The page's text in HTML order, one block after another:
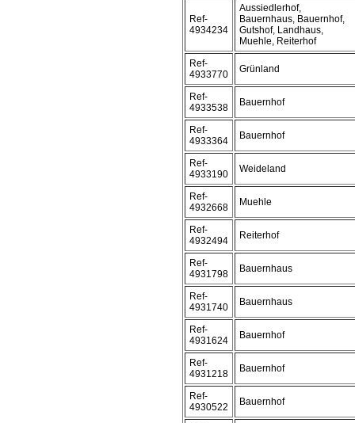
Ref-
4934234
Aussiedlerhof,
Bauernhaus, Bauernhof,
Gutshof, Landhaus,
Muehle, Reiterhof
Ref-
4933770
Grünland
Ref-
4933538
Bauernhof
Ref-
4933364
Bauernhof
Ref-
4933190
Weideland
Ref-
4932668
Muehle
Ref-
4932494
Reiterhof
Ref-
4931798
Bauernhaus
Ref-
4931740
Bauernhaus
Ref-
4931624
Bauernhof
Ref-
4931218
Bauernhof
Ref-
4930522
Bauernhof